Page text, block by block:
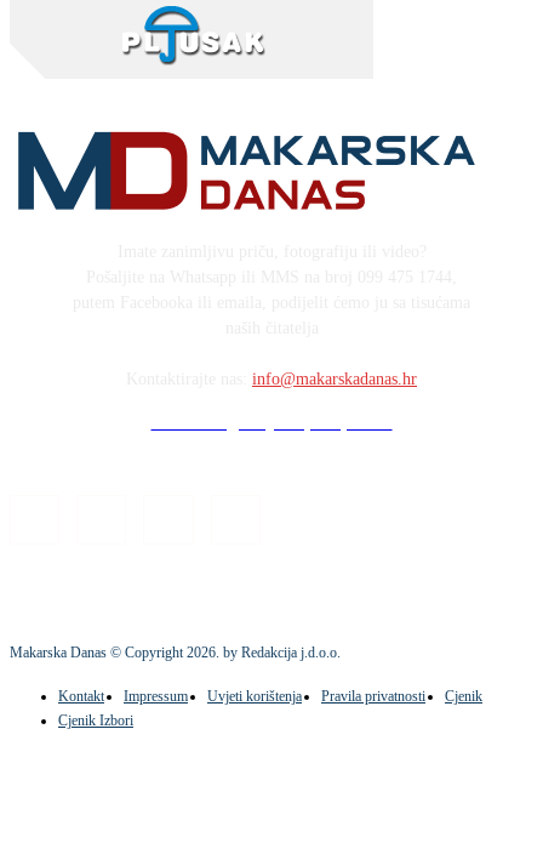
info@makarskadanas.hr
Makarska Danas © Copyright2026. by Redakcija j.d.o.o.
Kontakt Impressum Uvjeti korištenja Pravila privatnosti
Cjenik
Cjenik Izbori